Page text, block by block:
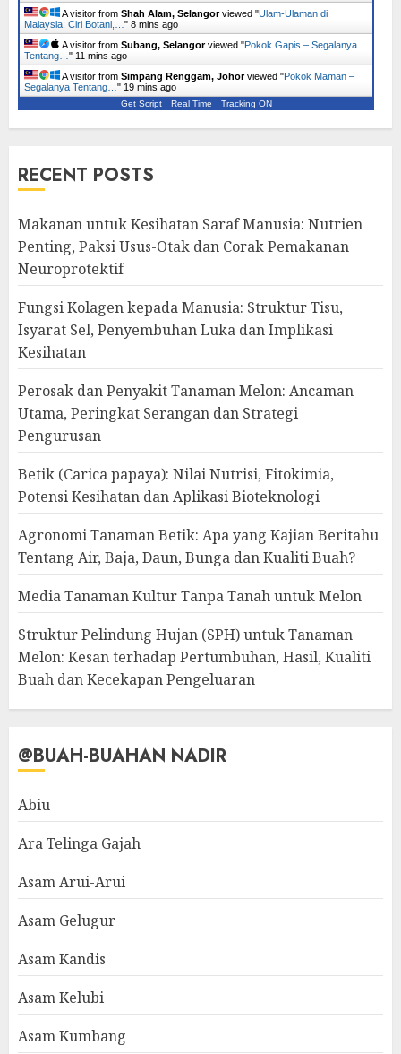
A visitor from Shah Alam, Selangorviewed "Ulam-Ulaman di
Malaysia: Ciri Botani,…" 8 mins ago
A visitor from Subang, Selangorviewed "Pokok Gapis – Segalanya
Tentang…" 11 mins ago
A visitor from Simpang Renggam, Johorviewed "Pokok Maman –
Segalanya Tentang…" 20 mins ago
Get Script Real Time Tracking ON
RECENT POSTS
Makanan untuk Kesihatan Saraf Manusia: Nutrien
Penting, Paksi Usus-Otak dan Corak Pemakanan
Neuroprotektif
Fungsi Kolagen kepada Manusia: Struktur Tisu,
Isyarat Sel, Penyembuhan Luka dan Implikasi
Kesihatan
Perosak dan Penyakit Tanaman Melon: Ancaman
Utama, Peringkat Serangan dan Strategi
Pengurusan
Betik (Carica papaya): Nilai Nutrisi, Fitokimia,
Potensi Kesihatan dan Aplikasi Bioteknologi
Agronomi Tanaman Betik: Apa yang Kajian Beritahu
Tentang Air, Baja, Daun, Bunga dan Kualiti Buah?
Media Tanaman Kultur Tanpa Tanah untuk Melon
Struktur Pelindung Hujan (SPH) untuk Tanaman
Melon: Kesan terhadap Pertumbuhan, Hasil, Kualiti
Buah dan Kecekapan Pengeluaran
@BUAH-BUAHAN NADIR
Abiu
Ara Telinga Gajah
Asam Arui-Arui
Asam Gelugur
Asam Kandis
Asam Kelubi
Asam Kumbang